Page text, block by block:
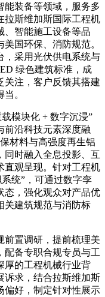
能装备等领域，服务多
拉斯维加斯国际工程机
、智能施工设备等品
国环保、消防规范。
，采用光伏供电系统与
绿色建筑标准，成
关注，客户反馈其搭建
。
模块化 + 数字沉浸”
前沿科技元素深度融
材料与高强度再生铝
同时融入全息投影、互
直观呈现。针对工程机
统”，可通过数字孪
态，强化观众对产品优
关建筑规范与消防标
前置调研，提前梳理美
配备专职合规专员与工
厚的工程机械行业背
诉求，结合拉斯维加斯
偏好，制定针对性展示